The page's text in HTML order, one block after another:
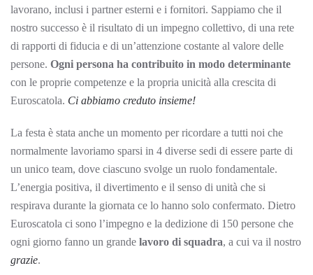
lavorano, inclusi i partner esterni e i fornitori. Sappiamo che il
nostro successo è il risultato di un impegno collettivo, di una rete
di rapporti di fiducia e di un’attenzione costante al valore delle
persone. Ogni persona ha contribuito in modo determinante
con le proprie competenze e la propria unicità alla crescita di
Euroscatola. Ci abbiamo creduto insieme!
La festa è stata anche un momento per ricordare a tutti noi che
normalmente lavoriamo sparsi in 4 diverse sedi di essere parte di
un unico team, dove ciascuno svolge un ruolo fondamentale.
L’energia positiva, il divertimento e il senso di unità che si
respirava durante la giornata ce lo hanno solo confermato. Dietro
Euroscatola ci sono l’impegno e la dedizione di 150 persone che
ogni giorno fanno un grande lavoro di squadra, a cui va il nostro
grazie.